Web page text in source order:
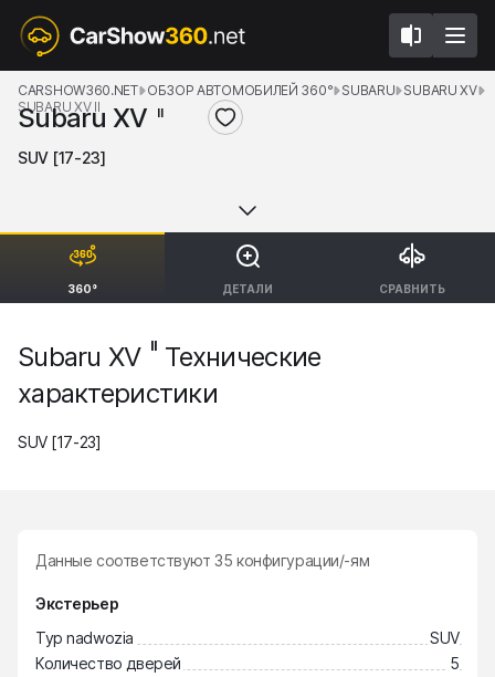
360° ДЕТАЛИ СРАВНИТЬ
CARSHOW360.NET ОБЗОР АВТОМОБИЛЕЙ 360° SUBARU SUBARU XV
SUBARU XV II
Subaru XV II
SUV [17-23]
Subaru XV II Технические
характеристики
SUV [17-23]
Данные соответствуют35 конфигурации/-ям
Экстерьер
Typ nadwozia
SUV
Количество дверей
5